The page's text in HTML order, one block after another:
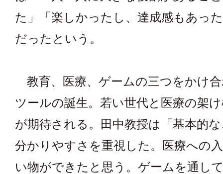
た」「楽しかったし、達成感もあっ
だったという。
教育、医療、ゲームの三つをかけ
ツールの誕生。若い世代と医療の架
が期待される。田中教授は「基本的
分かりやすさを重視した。医療への
い物ができたと思う。ゲームを通し